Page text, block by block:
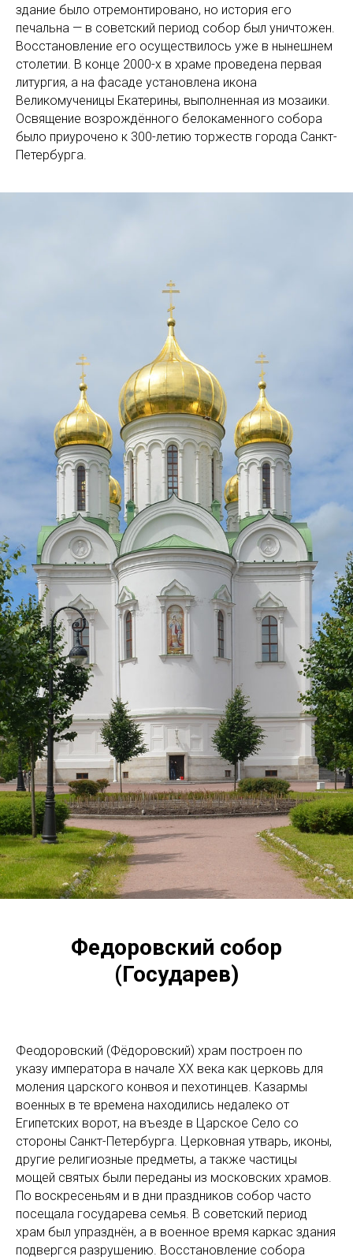
здание было отремонтировано, но история его
печальна — в советский период собор был уничтожен.
Восстановление его осуществилось уже в нынешнем
столетии. В конце 2000-х в храме проведена первая
литургия, а на фасаде установлена икона
Великомученицы Екатерины, выполненная из мозаики.
Освящение возрождённого белокаменного собора
было приурочено к 300-летию торжеств города Санкт-
Петербурга.
Федоровский собор
(Государев)
Феодоровский (Фёдоровский) храм построен по
указу императора в начале XX века как церковь для
моления царского конвоя и пехотинцев. Казармы
военных в те времена находились недалеко от
Египетских ворот, на въезде в Царское Село со
стороны Санкт-Петербурга. Церковная утварь, иконы,
другие религиозные предметы, а также частицы
мощей святых были переданы из московских храмов.
По воскресеньям и в дни праздников собор часто
посещала государева семья. В советский период
храм был упразднён, а в военное время каркас здания
подвергся разрушению. Восстановление собора